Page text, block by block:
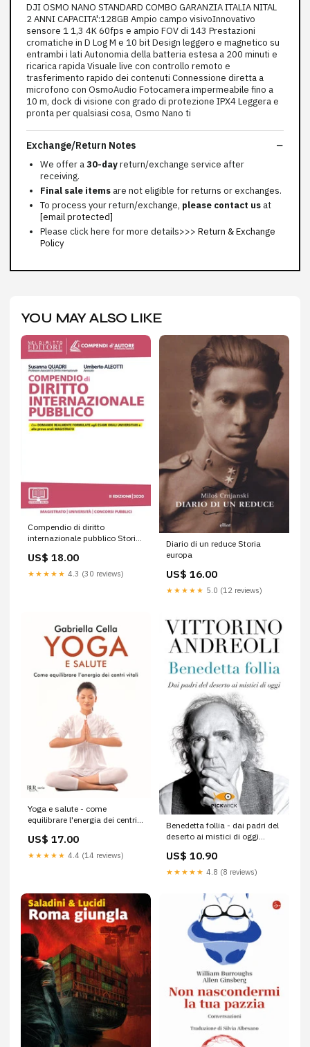
DJI OSMO NANO STANDARD COMBO GARANZIA ITALIA NITAL
2 ANNI CAPACITA':128GB Ampio campo visivoInnovativo
sensore 1 1,3 4K 60fps e ampio FOV di 143 Prestazioni
cromatiche in D Log M e 10 bit Design leggero e magnetico su
entrambi i lati Autonomia della batteria estesa a 200 minuti e
ricarica rapida Visuale live con controllo remoto e
trasferimento rapido dei contenuti Connessione diretta a
microfono con OsmoAudio Fotocamera impermeabile fino a
10 m, dock di visione con grado di protezione IPX4 Leggera e
pronta per qualsiasi cosa, Osmo Nano ti
Exchange/Return Notes
We offer a30-dayreturn/exchange service after
receiving.
Final sale items are not eligible for returns or exchanges.
To process your return/exchange, please contact us at
[email protected]
Please click here for more details>>> Return & Exchange
Policy
YOU MAY ALSO LIKE
Compendio di diritto
internazionale pubblico Storia
US$ 18.00
★★★★★ 4.3 (30 reviews)
Diario di un reduce Storia
europa
US$ 16.00
★★★★★ 5.0 (12 reviews)
Yoga e salute - come
equilibrare l'energia dei centri
US$ 17.00
★★★★★ 4.4 (14 reviews)
Benedetta follia - dai padri del
deserto ai mistici di oggi
US$ 10.90
★★★★★ 4.8 (8 reviews)